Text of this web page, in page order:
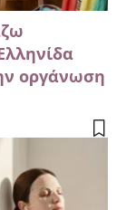
οργάνωση